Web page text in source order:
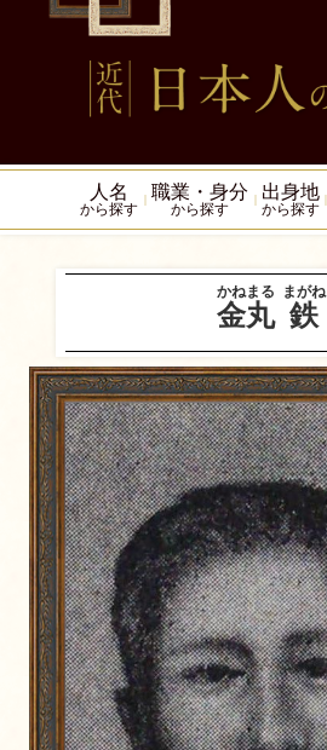
人名
から探す
職業・身分
から探す
出身地
から探す
金丸
かねまる
鉄
まがね